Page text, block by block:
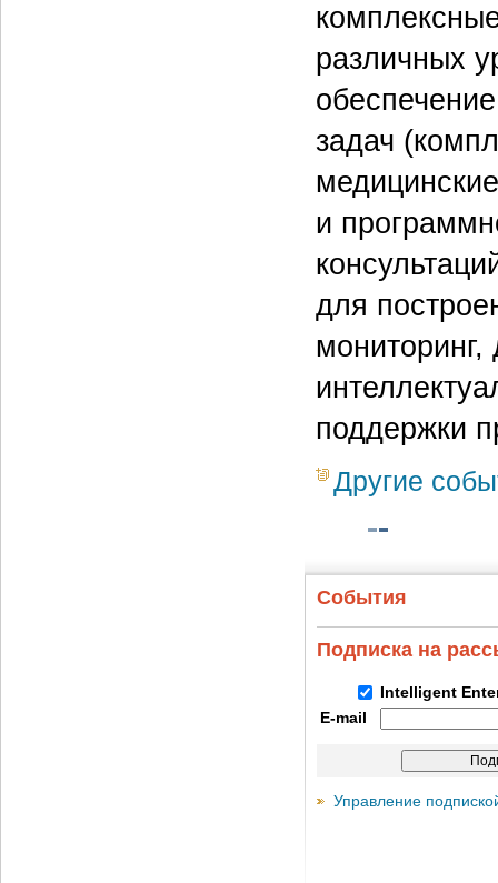
различных
задач
и
для
поддержки
Другие
События
Подписка на
Intelligent
E-mail
Управление